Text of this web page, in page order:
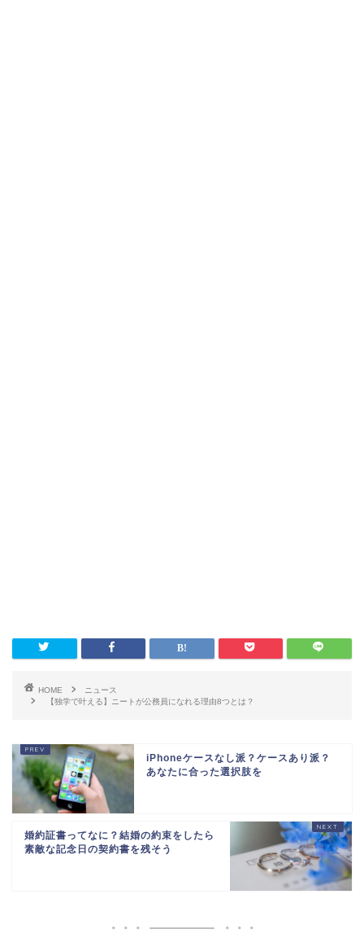
HOME
ニュース
【独学で叶える】ニートが公務員になれる理由8つとは？
iPhoneケースなし派？ケースあり派？
あなたに合った選択肢を
婚約証書ってなに？結婚の約束をしたら
素敵な記念日の契約書を残そう